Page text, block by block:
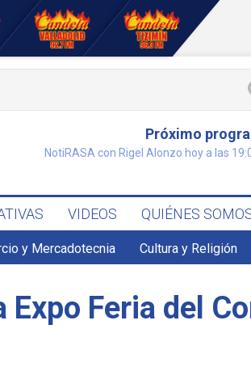
Próximo
NotiRASA con Rigel Alonzo hoy a las
VIDEOS QUIÉNES
y Mercadotecnia Cultura y Religión
Feria del